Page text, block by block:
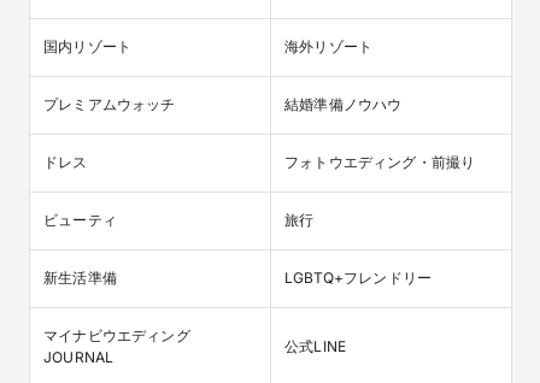
国内リゾート 海外リゾート
プレミアムウォッチ 結婚準備ノウハウ
ドレス フォトウエディング・前撮り
ビューティ 旅行
新生活準備 LGBTQ+フレンドリー
マイナビウエディング
JOURNAL
公式LINE